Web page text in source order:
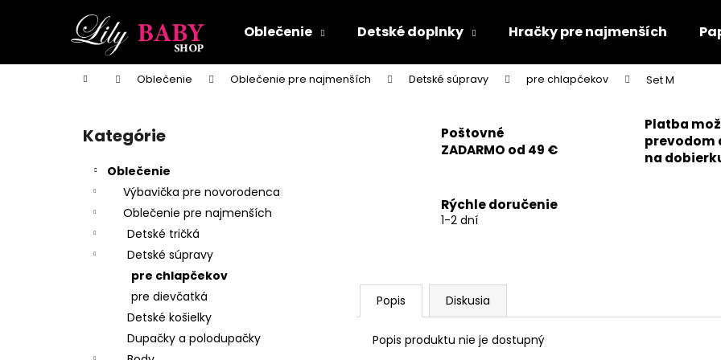
Oblečenie Detské doplnky Hračky pre najmenších
Domov Oblečenie Oblečenie pre najmenších Detské súpravy pre chlapčekov Set M
Preskočiť
kategórie
Kategórie
Oblečenie
Výbavička pre novorodenca
Oblečenie pre najmenších
Detské tričká
Detské súpravy
pre chlapčekov
pre dievčatká
Detské košielky
Dupačky a polodupačky
Poštovné
ZADARMO od 49 €
Platba
prevodom
na
Rýchle doručenie
1-2 dní
Popis Diskusia
Popis produktu nie je dostupný
í
Späť
do
Späť
do
Čo potrebujete nájsť?
Odporúčame